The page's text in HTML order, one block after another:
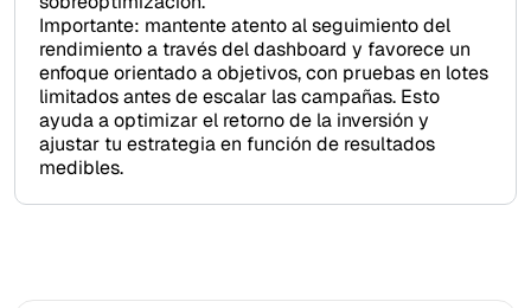
Importante: mantente atento al seguimiento del
rendimiento a través del dashboard y favorece un
enfoque orientado a objetivos, con pruebas en lotes
limitados antes de escalar las campañas. Esto
ayuda a optimizar el retorno de la inversión y
ajustar tu estrategia en función de resultados
medibles.